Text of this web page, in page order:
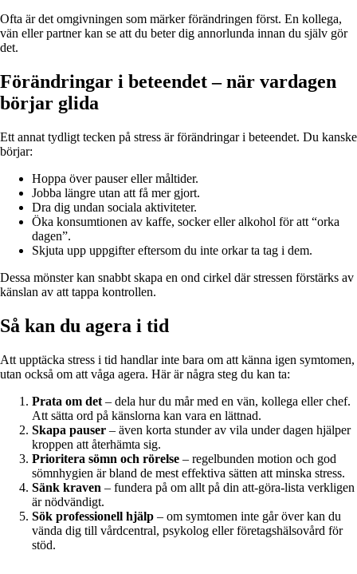
Ofta är det omgivningen som märker förändringen först. En kollega,
vän eller partner kan se att du beter dig annorlunda innan du själv gör
det.
Förändringar i beteendet – när vardagen
börjar glida
Ett annat tydligt tecken på stress är förändringar i beteendet. Du kanske
börjar:
Hoppa över pauser eller måltider.
Jobba längre utan att få mer gjort.
Dra dig undan sociala aktiviteter.
Öka konsumtionen av kaffe, socker eller alkohol för att “orka
dagen”.
Skjuta upp uppgifter eftersom du inte orkar ta tag i dem.
Dessa mönster kan snabbt skapa en ond cirkel där stressen förstärks av
känslan av att tappa kontrollen.
Så kan du agera i tid
Att upptäcka stress i tid handlar inte bara om att känna igen symtomen,
utan också om att våga agera. Här är några steg du kan ta:
Prata om det – dela hur du mår med en vän, kollega eller chef.
Att sätta ord på känslorna kan vara en lättnad.
Skapa pauser – även korta stunder av vila under dagen hjälper
kroppen att återhämta sig.
Prioritera sömn och rörelse – regelbunden motion och god
sömnhygien är bland de mest effektiva sätten att minska stress.
Sänk kraven – fundera på om allt på din att-göra-lista verkligen
är nödvändigt.
Sök professionell hjälp – om symtomen inte går över kan du
vända dig till vårdcentral, psykolog eller företagshälsovård för
stöd.